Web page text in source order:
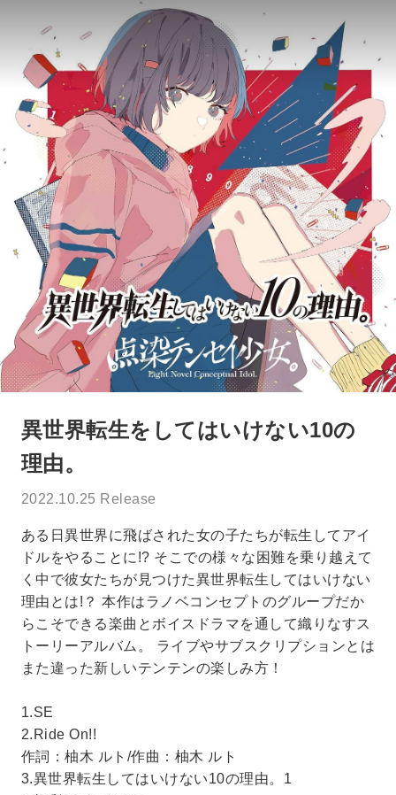
異世界転生をしてはいけない10の
理由。
2022.10.25 Release
ある日異世界に飛ばされた女の子たちが転生してアイ
ドルをやることに!? そこでの様々な困難を乗り越えて
く中で彼女たちが見つけた異世界転生してはいけない
理由とは!？ 本作はラノベコンセプトのグループだか
らこそできる楽曲とボイスドラマを通して織りなすス
トーリーアルバム。 ライブやサブスクリプションとは
また違った新しいテンテンの楽しみ方！
1.SE
2.Ride On!!
作詞：柚木 ルト/作曲：柚木 ルト
3.異世界転生してはいけない10の理由。1